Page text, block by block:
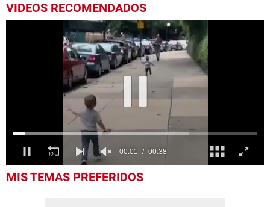
VIDEOS RECOMENDADOS
seconds
MIS TEMAS PREFERIDOS